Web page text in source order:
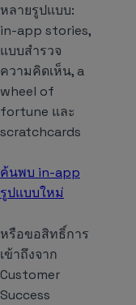
หลายรูปแบบ:
in-app stories,
แบบสำรวจ
ความคิดเห็น, a
wheel of
fortune และ
scratchcards
ค้นพบ in-app
รูปแบบใหม่
หรือขอสิทธิ์การ
เข้าถึงจาก
Customer
Success